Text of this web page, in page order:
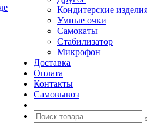
Кондитерские
Умные очки
Самокаты
Стабилизатор
Микрофон
Доставка
Оплата
Контакты
Самовывоз